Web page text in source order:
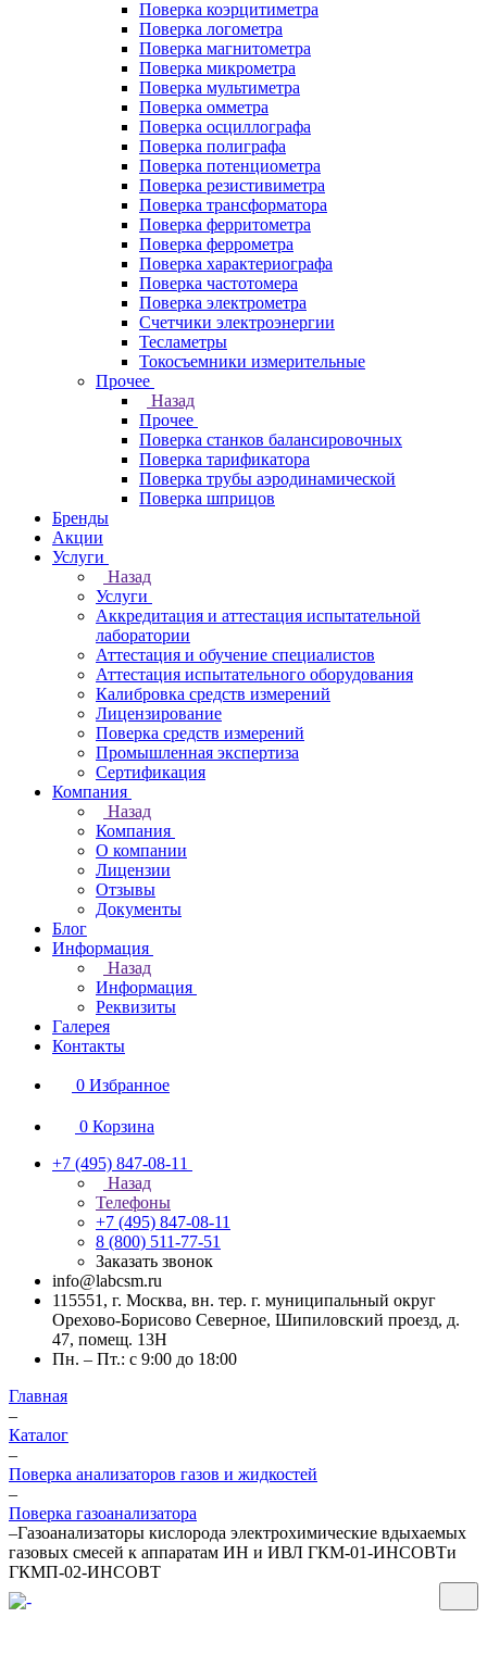
Поверка коэрцитиметра
Поверка логометра
Поверка магнитометра
Поверка микрометра
Поверка мультиметра
Поверка омметра
Поверка осциллографа
Поверка полиграфа
Поверка потенциометра
Поверка резистивиметра
Поверка трансформатора
Поверка ферритометра
Поверка феррометра
Поверка характериографа
Поверка частотомера
Поверка электрометра
Счетчики электроэнергии
Тесламетры
Токосъемники измерительные
Прочее
Назад
Прочее
Поверка станков балансировочных
Поверка тарификатора
Поверка трубы аэродинамической
Поверка шприцов
Бренды
Акции
Услуги
Назад
Услуги
Аккредитация и аттестация испытательной
лаборатории
Аттестация и обучение специалистов
Аттестация испытательного оборудования
Калибровка средств измерений
Лицензирование
Поверка средств измерений
Промышленная экспертиза
Сертификация
Компания
Назад
Компания
О компании
Лицензии
Отзывы
Документы
Блог
Информация
Назад
Информация
Реквизиты
Галерея
Контакты
0 Избранное
0 Корзина
+7 (495) 847-08-11
Назад
Телефоны
+7 (495) 847-08-11
8 (800) 511-77-51
Заказать звонок
info@labcsm.ru
115551, г. Москва, вн. тер. г. муниципальный округ
Орехово-Борисово Северное, Шипиловский проезд, д.
47, помещ. 13Н
Пн. – Пт.: с 9:00 до 18:00
Главная
–
Каталог
–
Поверка анализаторов газов и жидкостей
–
Поверка газоанализатора
–Газоанализаторы кислорода электрохимические вдыхаемых
газовых смесей к аппаратам ИН и ИВЛ ГКМ-01-ИНСОВТи
ГКМП-02-ИНСОВТ